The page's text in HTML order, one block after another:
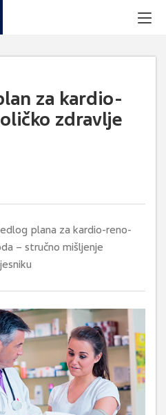
za kardio-
zdravlje
plana za kardio-reno-
– stručno mišljenje